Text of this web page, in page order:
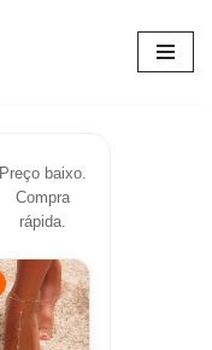
Preço baixo.
Compra
rápida.